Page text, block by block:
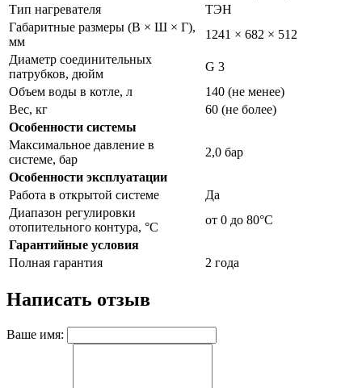
Тип нагревателя
ТЭН
Габаритные размеры (В × Ш × Г),
мм
1241 × 682 × 512
Диаметр соединительных
патрубков, дюйм
G 3
Объем воды в котле, л
140 (не менее)
Вес, кг
60 (не более)
Особенности системы
Максимальное давление в
системе, бар
2,0 бар
Особенности эксплуатации
Работа в открытой системе
Да
Диапазон регулировки
отопительного контура, °С
от 0 до 80°С
Гарантийные условия
Полная гарантия
2 года
Написать отзыв
Ваше имя: